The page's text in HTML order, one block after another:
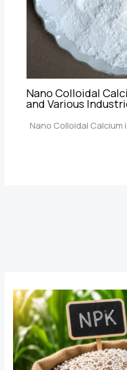
Nano Colloidal
and Various
Nano Colloidal